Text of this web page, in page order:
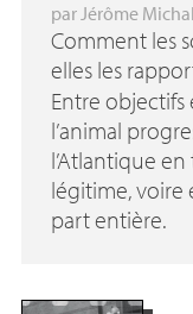
parJérôme
Comment les
elles les
Entre
l’animal
l’Atlantique
légitime, voire
part entière.